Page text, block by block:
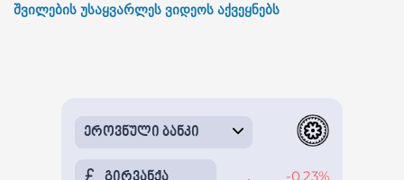
შვილების უსაყვარლეს ვიდეოს აქვეყნებს